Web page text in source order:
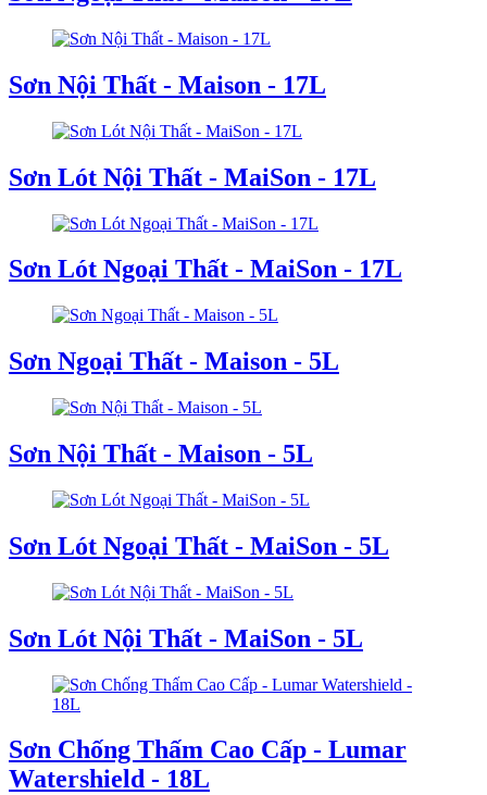
Sơn Nội Thất - Maison - 17L
Sơn Lót Nội Thất - MaiSon - 17L
Sơn Lót Ngoại Thất - MaiSon - 17L
Sơn Ngoại Thất - Maison - 5L
Sơn Nội Thất - Maison - 5L
Sơn Lót Ngoại Thất - MaiSon - 5L
Sơn Lót Nội Thất - MaiSon - 5L
Sơn Chống Thấm Cao Cấp - Lumar
Watershield - 18L